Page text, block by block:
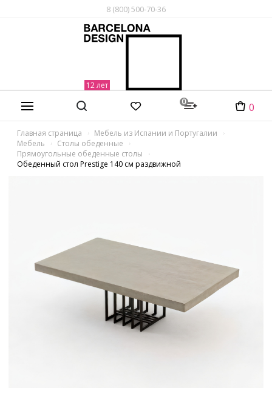
8 (800) 500-70-36
0 0
Главная страница
Мебель из Испании и Португалии
Мебель
Столы обеденные
Прямоугольные обеденные столы
Обеденный стол Prestige 140 см раздвижной